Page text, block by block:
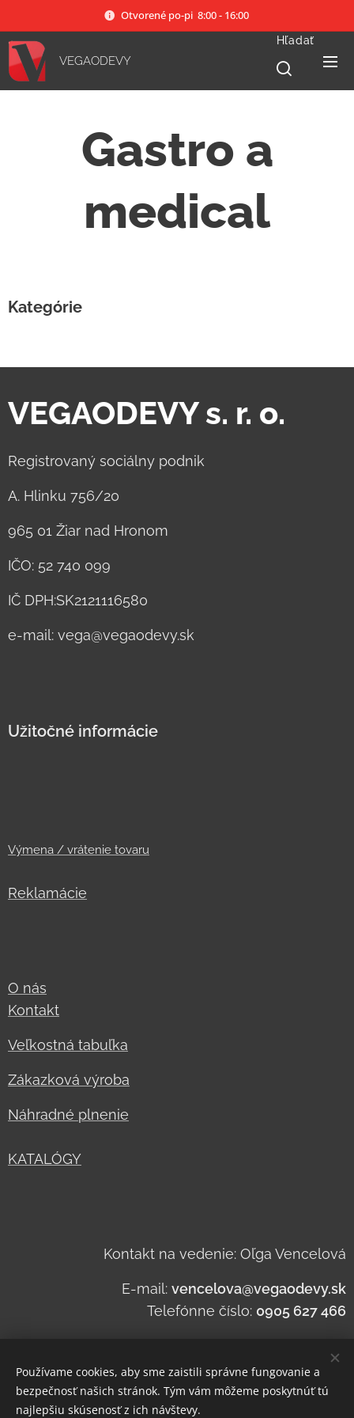
Otvorené po-pi 8:00 - 16:00
VEGAODEVY
Hľadať
Gastro a
medical
Kategórie
VEGAODEVY s. r. o.
Registrovaný sociálny podnik
A. Hlinku 756/20
965 01 Žiar nad Hronom
IČO: 52 740 099
IČ DPH:SK2121116580
e-mail: vega@vegaodevy.sk
Užitočné informácie
Výmena / vrátenie tovaru
Reklamácie
O nás
Kontakt
Veľkostná tabuľka
Zákazková výroba
Náhradné plnenie
KATALÓGY
Kontakt na vedenie: Oľga Vencelová
E-mail: vencelova@vegaodevy.sk
Telefónne číslo: 0905 627 466
Zásady spracovania a ochrany osobných údajov
Používame cookies, aby sme zaistili správne fungovanie a
bezpečnosť našich stránok. Tým vám môžeme poskytnúť tú
najlepšiu skúsenosť z ich návštevy.